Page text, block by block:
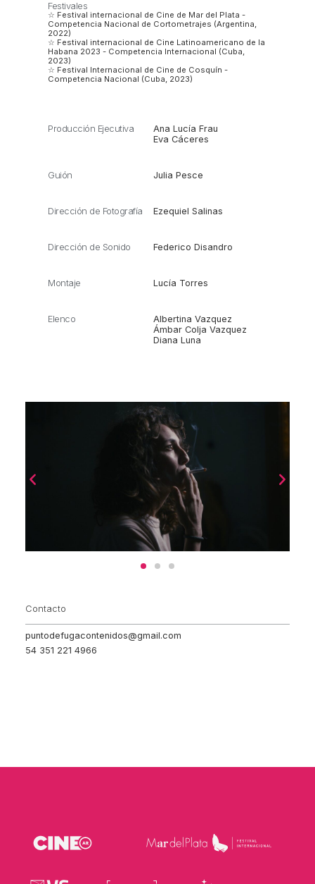
Festivales
☆ Festival internacional de Cine de Mar del Plata -
Competencia Nacional de Cortometrajes (Argentina,
2022)
☆ Festival internacional de Cine Latinoamericano de la
Habana 2023 - Competencia Internacional (Cuba,
2023)
☆ Festival Internacional de Cine de Cosquín -
Competencia Nacional (Cuba, 2023)
Producción Ejecutiva
Ana Lucía Frau
Eva Cáceres
Guión Julia Pesce
Dirección de Fotografía Ezequiel Salinas
Dirección de Sonido Federico Disandro
Montaje Lucía Torres
Elenco
Albertina Vazquez
Ámbar Colja Vazquez
Diana Luna
Contacto
puntodefugacontenidos@gmail.com
54 351 221 4966